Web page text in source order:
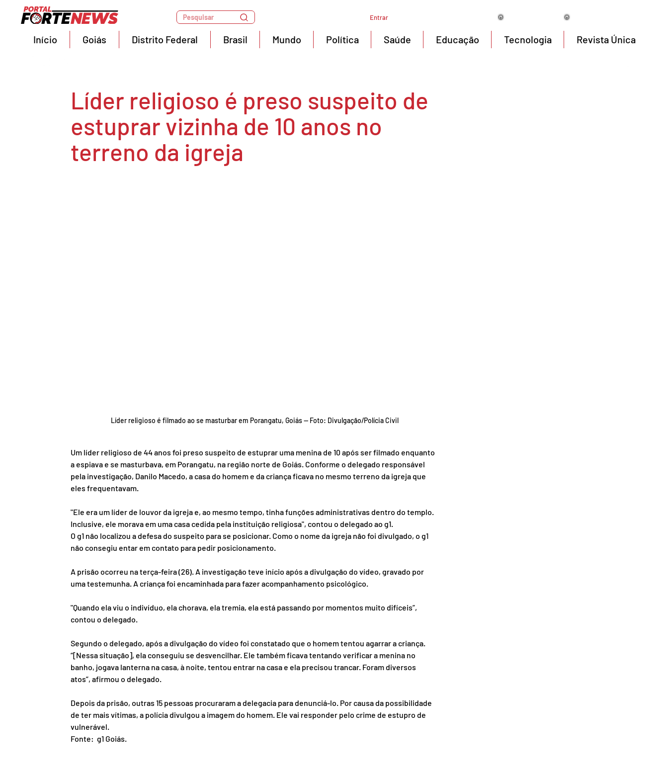
Pesquisar Entrar
Início
Goiás Distrito Federal Brasil Mundo Política Saúde Educação Tecnologia Revista Única
Líder religioso é preso suspeito de
estuprar vizinha de 10 anos no
terreno da igreja
Líder religioso é filmado ao se masturbar em Porangatu, Goiás — Foto: Divulgação/Polícia Civil
Um líder religioso de 44 anos foi preso suspeito de estuprar uma menina de 10 após ser filmado enquanto
a espiava e se masturbava, em Porangatu, na região norte de Goiás. Conforme o delegado responsável
pela investigação, Danilo Macedo, a casa do homem e da criança ficava no mesmo terreno da igreja que
eles frequentavam.
"Ele era um líder de louvor da igreja e, ao mesmo tempo, tinha funções administrativas dentro do templo.
Inclusive, ele morava em uma casa cedida pela instituição religiosa", contou o delegado ao g1.
O g1 não localizou a defesa do suspeito para se posicionar. Como o nome da igreja não foi divulgado, o g1
não consegiu entar em contato para pedir posicionamento.
A prisão ocorreu na terça-feira (26). A investigação teve início após a divulgação do vídeo, gravado por
uma testemunha. A criança foi encaminhada para fazer acompanhamento psicológico.
"Quando ela viu o indivíduo, ela chorava, ela tremia, ela está passando por momentos muito difíceis”,
contou o delegado.
Segundo o delegado, após a divulgação do vídeo foi constatado que o homem tentou agarrar a criança.
“[Nessa situação], ela conseguiu se desvencilhar. Ele também ficava tentando verificar a menina no
banho, jogava lanterna na casa, à noite, tentou entrar na casa e ela precisou trancar. Foram diversos
atos”, afirmou o delegado.
Depois da prisão, outras 15 pessoas procuraram a delegacia para denunciá-lo. Por causa da possibilidade
de ter mais vítimas, a polícia divulgou a imagem do homem. Ele vai responder pelo crime de estupro de
vulnerável.
Fonte:  g1 Goiás.